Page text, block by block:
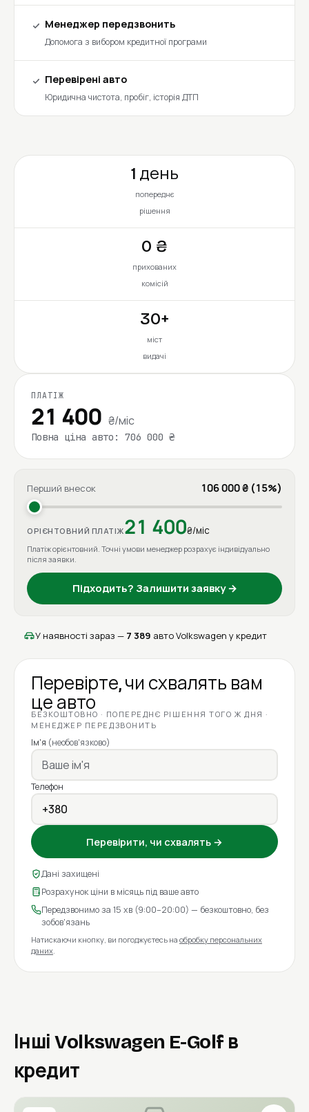
Менеджер передзвонить
Допомога з вибором кредитної програми
Перевірені авто
Юридична чистота, пробіг, історія ДТП
1 день
попереднє
рішення
0 ₴
прихованих
комісій
30+
міст
видачі
ПЛАТІЖ
21 400 ₴/міс
Повна ціна авто: 706 000 ₴
Перший внесок 106 000 ₴ (15%)
ОРІЄНТОВНИЙ ПЛАТІЖ21 400₴/міс
Платіж орієнтовний. Точні умови менеджер розрахує індивідуально
після заявки.
Підходить? Залишити заявку →
У наявності зараз — 7 389 авто Volkswagen у кредит
Перевірте, чи схвалять вам
це авто
БЕЗКОШТОВНО · ПОПЕРЕДНЄ РІШЕННЯ ТОГО Ж ДНЯ ·
МЕНЕДЖЕР ПЕРЕДЗВОНИТЬ
Ім'я (необов'язково)
Телефон
Перевірити, чи схвалять →
Дані захищені
Розрахунок ціни в місяць під ваше авто
Передзвонимо за 15 хв (9:00–20:00) — безкоштовно, без
зобов'язань
Натискаючи кнопку, ви погоджуєтесь на обробку персональних
даних.
Інші Volkswagen E-Golf в
кредит